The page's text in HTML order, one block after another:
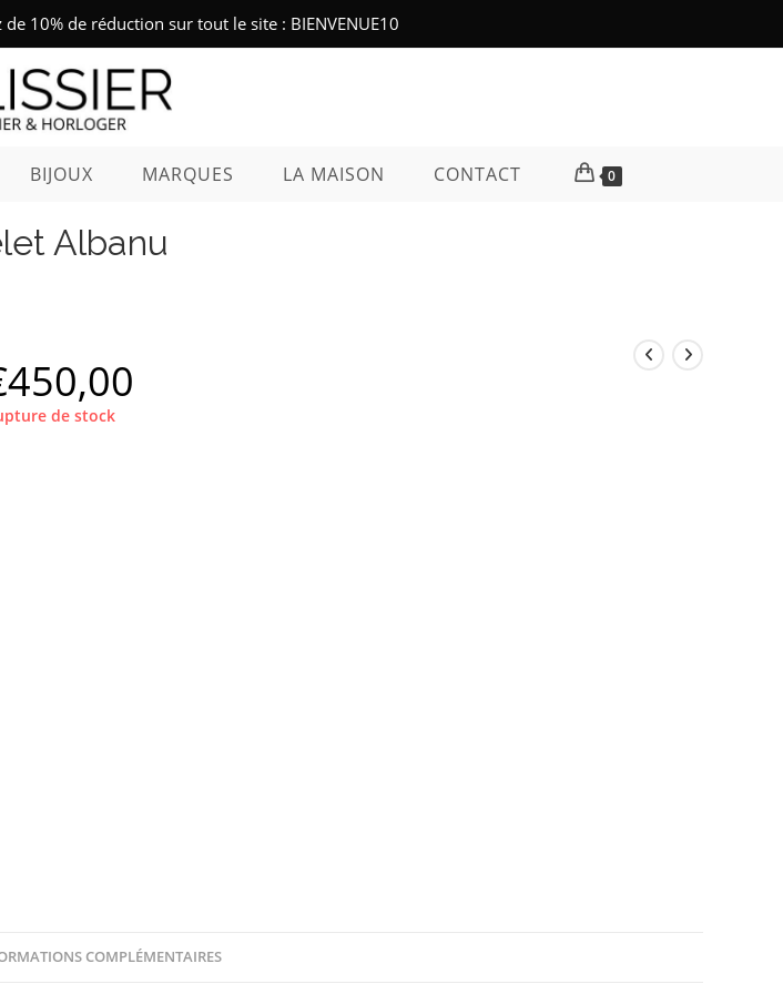
10% de réduction sur tout le site : BIENVENUE10
BIJOUX MARQUES LA MAISON CONTACT 0
Albanu
450,00
de stock
COMPLÉMENTAIRES